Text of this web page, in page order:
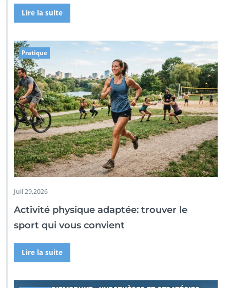
Lire la suite
Pratique
Juil 29,2026
Activité physique adaptée: trouver le
sport qui vous convient
Lire la suite